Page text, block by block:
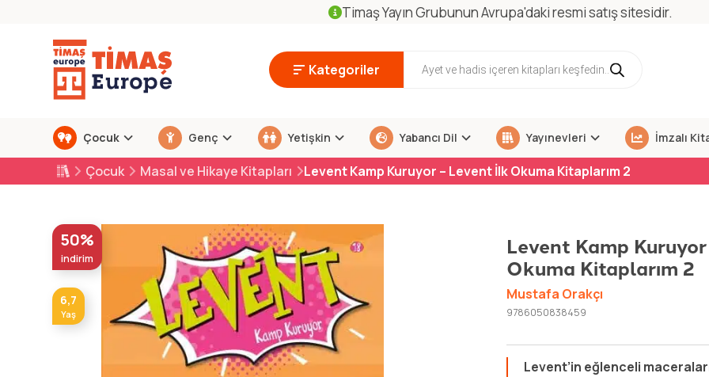
Timaş Yayın Grubunun Avrupa'daki resmi satış sitesidir.
Kategoriler
Çocuk Genç Yetişkin Yabancı Dil Yayınevleri İmzalı
Çocuk Masal ve Hikaye Kitapları Levent Kamp Kuruyor – Levent İlk Okuma Kitaplarım 2
50%
indirim
6,7
Yaş
Levent Kamp
Okuma Kitaplarım 2
Mustafa Orakçı
9786050838459
Levent’in eğlenceli